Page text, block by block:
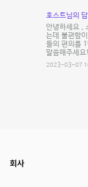
호스트님의
안녕하세요 ,
는데 불편함
들의 편의를
말씀해주세
2023-03-07
회사